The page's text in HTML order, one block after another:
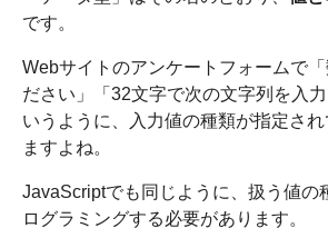
です。
Webサイトのアンケートフォームで「
ださい」「32文字で次の文字列を入
いうように、入力値の種類が指定さ
ますよね。
JavaScriptでも同じように、扱う値の
ログラミングする必要があります。